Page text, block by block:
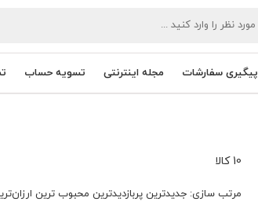
پیگیری سفارشات مجله اینترنتی تسویه حساب
10 کالا
مرتب‌ سازی: جدیدترین پربازدیدترین محبوب ترین